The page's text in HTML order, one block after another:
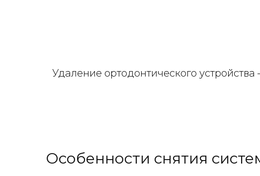
Удаление ортодонтического
Особенности снятия